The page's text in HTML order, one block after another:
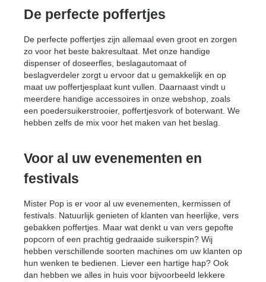
De perfecte poffertjes
De perfecte poffertjes zijn allemaal even groot en zorgen
zo voor het beste bakresultaat. Met onze handige
dispenser of doseerfles, beslagautomaat of
beslagverdeler zorgt u ervoor dat u gemakkelijk en op
maat uw poffertjesplaat kunt vullen. Daarnaast vindt u
meerdere handige accessoires in onze webshop, zoals
een poedersuikerstrooier, poffertjesvork of boterwant. We
hebben zelfs de mix voor het maken van het beslag.
Voor al uw evenementen en
festivals
Mister Pop is er voor al uw evenementen, kermissen of
festivals. Natuurlijk genieten of klanten van heerlijke, vers
gebakken poffertjes. Maar wat denkt u van vers gepofte
popcorn of een prachtig gedraaide suikerspin? Wij
hebben verschillende soorten machines om uw klanten op
hun wenken te bedienen. Liever een hartige hap? Ook
dan hebben we alles in huis voor bijvoorbeeld lekkere